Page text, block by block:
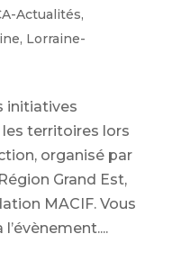
Actualités,
, Lorraine-
initiatives
territoires lors
organisé par
Grand Est,
MACIF. Vous